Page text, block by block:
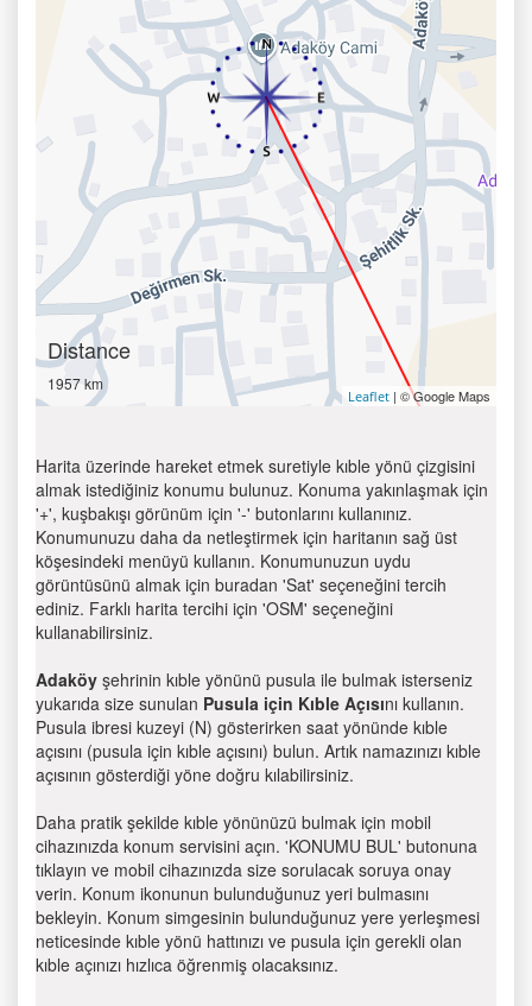
Distance
1957 km
Leaflet | © Google Maps
Harita üzerinde hareket etmek suretiyle kıble yönü çizgisini
almak istediğiniz konumu bulunuz. Konuma yakınlaşmak için
'+', kuşbakışı görünüm için '-' butonlarını kullanınız.
Konumunuzu daha da netleştirmek için haritanın sağ üst
köşesindeki menüyü kullanın. Konumunuzun uydu
görüntüsünü almak için buradan 'Sat' seçeneğini tercih
ediniz. Farklı harita tercihi için 'OSM' seçeneğini
kullanabilirsiniz.
Adaköy şehrinin kıble yönünü pusula ile bulmak isterseniz
yukarıda size sunulan Pusula için Kıble Açısını kullanın.
Pusula ibresi kuzeyi (N) gösterirken saat yönünde kıble
açısını (pusula için kıble açısını) bulun. Artık namazınızı kıble
açısının gösterdiği yöne doğru kılabilirsiniz.
Daha pratik şekilde kıble yönünüzü bulmak için mobil
cihazınızda konum servisini açın. 'KONUMU BUL' butonuna
tıklayın ve mobil cihazınızda size sorulacak soruya onay
verin. Konum ikonunun bulunduğunuz yeri bulmasını
bekleyin. Konum simgesinin bulunduğunuz yere yerleşmesi
neticesinde kıble yönü hattınızı ve pusula için gerekli olan
kıble açınızı hızlıca öğrenmiş olacaksınız.